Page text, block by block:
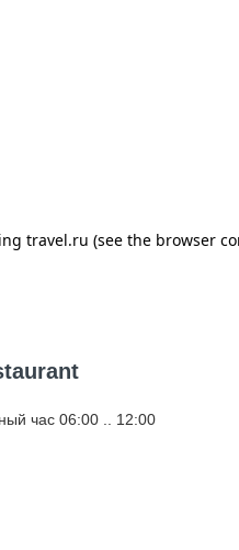
and offer views of the lake.
час 06:00 .. 12:00